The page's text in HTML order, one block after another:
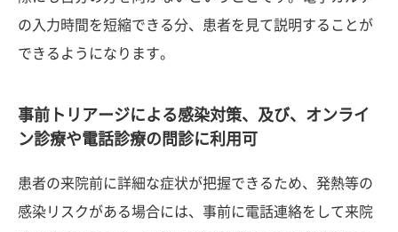
の入力時間を短縮できる分、患者を見て説明することが
できるようになります。
事前トリアージによる感染対策、及び、オンライ
ン診療や電話診療の問診に利用可
患者の来院前に詳細な症状が把握できるため、発熱等の
感染リスクがある場合には、事前に電話連絡をして来院